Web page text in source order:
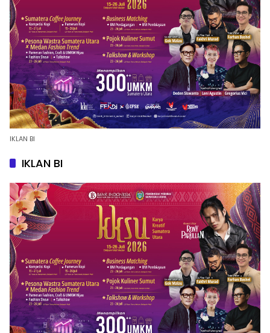
IKLAN BI
IKLAN BI